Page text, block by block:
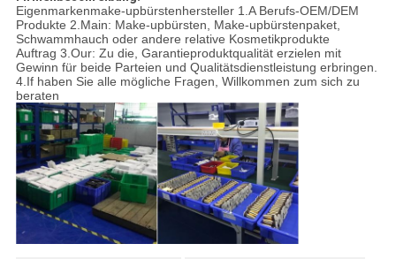
Eigenmarkenmake-upbürstenhersteller 1.A Berufs-OEM/DEM
Produkte 2.Main: Make-upbürsten, Make-upbürstenpaket,
Schwammhauch oder andere relative Kosmetikprodukte
Auftrag 3.Our: Zu die, Garantieproduktqualität erzielen mit
Gewinn für beide Parteien und Qualitätsdienstleistung erbringen.
4.If haben Sie alle mögliche Fragen, Willkommen zum sich zu
beraten